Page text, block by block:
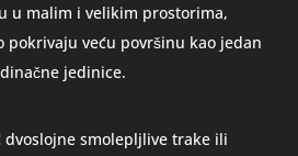
u malim i velikim prostorima,
pokrivaju veću površinu kao jedan
jedinice.
dvoslojne smolepljlive trake ili